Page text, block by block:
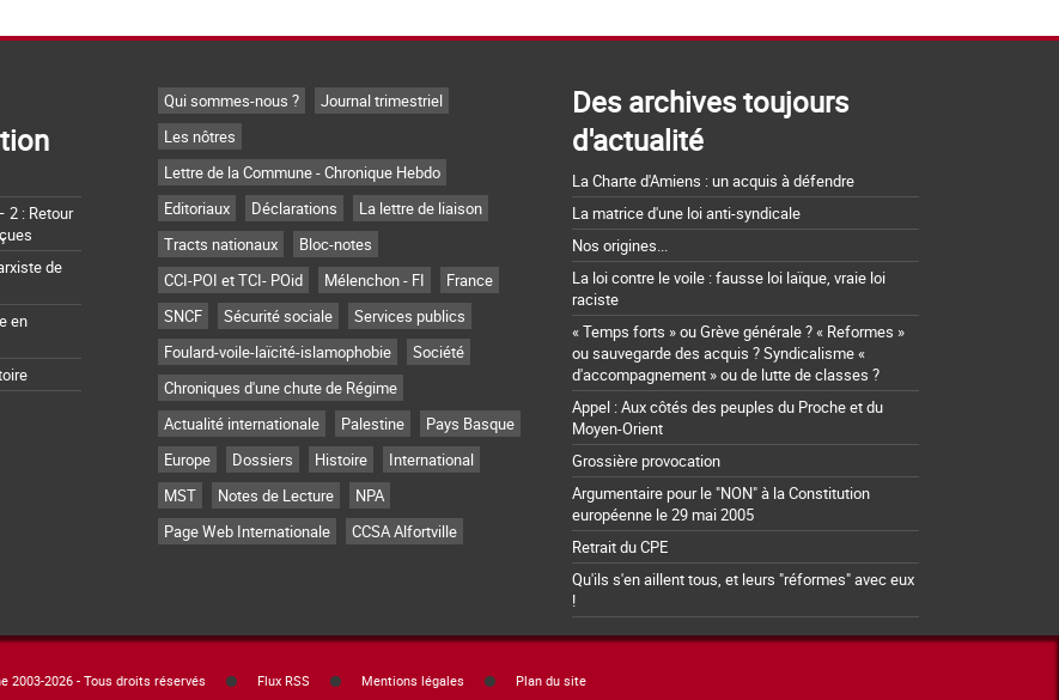
2 : Retour
de
en
Qui sommes-nous ?
Journal trimestriel
Les nôtres
Lettre de la Commune - Chronique Hebdo
Editoriaux
Déclarations
La lettre de liaison
Tracts nationaux
Bloc-notes
CCI-POI et TCI- POid
Mélenchon - FI
France
SNCF
Sécurité sociale
Services publics
Foulard-voile-laïcité-islamophobie
Société
Chroniques d'une chute de Régime
Actualité internationale
Palestine
Pays Basque
Europe
Dossiers Histoire
International
MST
Notes de Lecture
NPA
Page Web Internationale
CCSA Alfortville
Des archives toujours
d'actualité
La Charte d'Amiens : un acquis à défendre
La matrice d'une loi anti-syndicale
Nos origines...
La loi contre le voile : fausse loi laïque, vraie loi
raciste
« Temps forts » ou Grève générale ? « Reformes »
ou sauvegarde des acquis ? Syndicalisme «
d'accompagnement » ou de lutte de classes ?
Appel : Aux côtés des peuples du Proche et du
Moyen-Orient
Grossière provocation
Argumentaire pour le "NON" à la Constitution
européenne le 29 mai 2005
Retrait du CPE
Qu'ils s'en aillent tous, et leurs "réformes" avec eux
!
2003-2026 - Tous droits réservés Flux RSS Mentions légales Plan du site